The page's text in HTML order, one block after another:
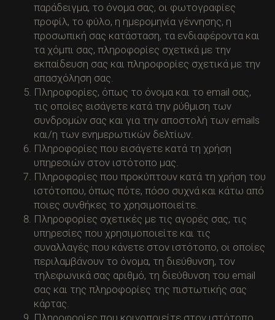
παράδειγμα, το όνομα σας, οι φωτογραφίες
προφίλ, το φύλο, η ημερομηνία γέννησης, η
προσωπική σας κατάσταση, τα ενδιαφέροντα και
τα χόμπι σας, πληροφορίες σχετικά με την
εκπαίδευση σας και πληροφορίες σχετικά με την
απασχόληση σας.
Πληροφορίες, όπως το όνομα και το email σας,
τις οποίες εισάγετε κατά την ρύθμιση των
συνδρομών σας και για την αποστολή των emails
και/η των ενημερωτικών δελτίων.
Πληροφορίες που εισάγετε κατά τη χρήση
υπηρεσιών στον ιστότοπο μας.
Πληροφορίες που προκύπτουν κατά τη χρήση του
ιστότοπου, όπως πότε, πόσο συχνά και κάτω από
ποιες συνθήκες το χρησιμοποιείτε.
Πληροφορίες σχετικές με τις αγορές σας, τις
υπηρεσίες που χρησιμοποιείτε και τις
συναλλαγές που κάνετε στον ιστότοπο, οι οποίες
περιλαμβάνουν το όνομα, τη διεύθυνση, τον
τηλεφωνικά σας αριθμό, τη διεύθυνση του email
σας και της πληροφορίες της πιστωτικής σας
κάρτας.
Πληροφορίες που κοινοποιείτε στον ιστότοπο